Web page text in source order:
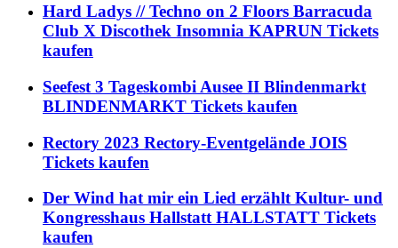
Hard Ladys // Techno on 2 Floors Barracuda
Club X Discothek Insomnia KAPRUN Tickets
kaufen
Seefest 3 Tageskombi Ausee II Blindenmarkt
BLINDENMARKT Tickets kaufen
Rectory 2023 Rectory-Eventgelände JOIS
Tickets kaufen
Der Wind hat mir ein Lied erzählt Kultur- und
Kongresshaus Hallstatt HALLSTATT Tickets
kaufen